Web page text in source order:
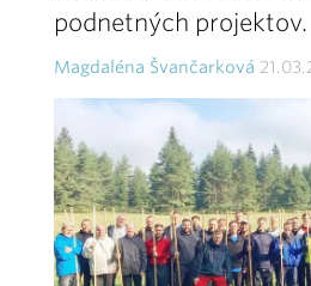
podnetných projektov.
Magdaléna Švančarková